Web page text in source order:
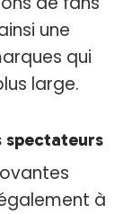
une
qui
large.
spectateurs
à